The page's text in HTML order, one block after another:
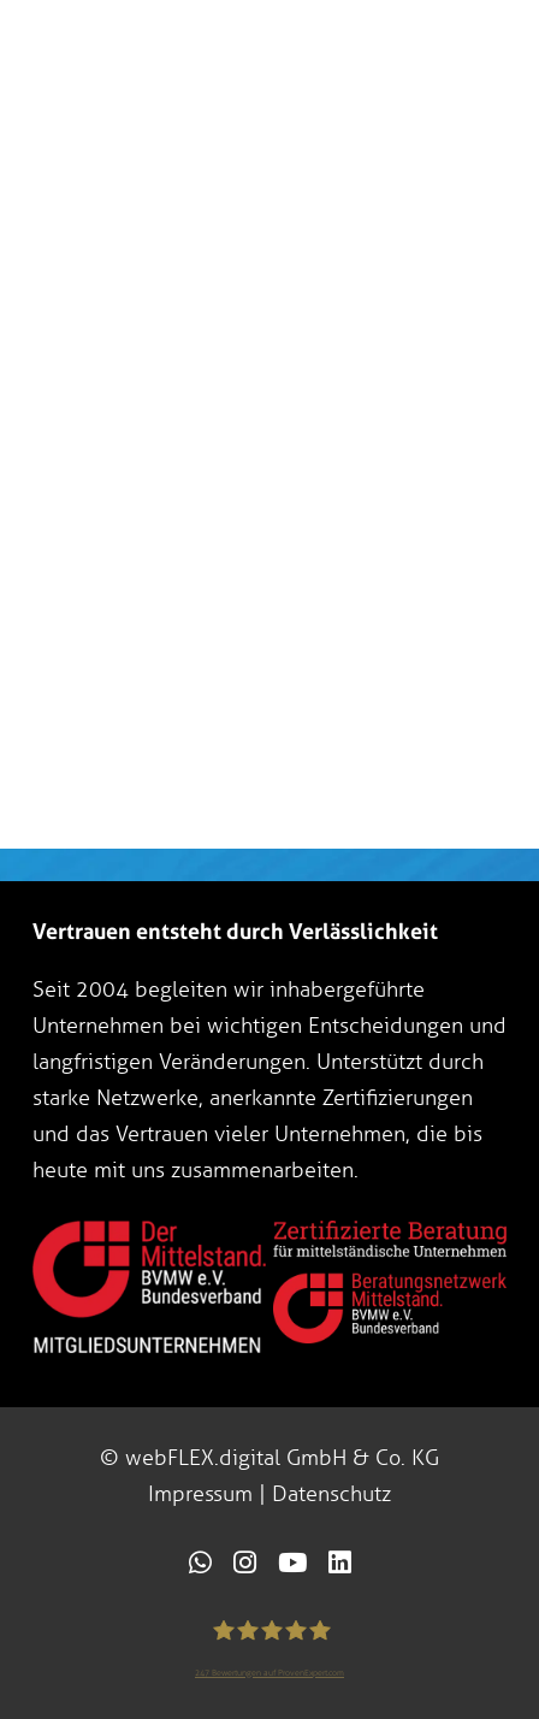
Vertrauen entsteht durch Verlässlichkeit
Seit 2004 begleiten wir inhabergeführte
Unternehmen bei wichtigen Entscheidungen und
langfristigen Veränderungen. Unterstützt durch
starke Netzwerke, anerkannte Zertifizierungen
und das Vertrauen vieler Unternehmen, die bis
heute mit uns zusammenarbeiten.
© webFLEX.digital GmbH & Co. KG
Impressum
Datenschutz
247 Bewertungen auf ProvenExpert.com